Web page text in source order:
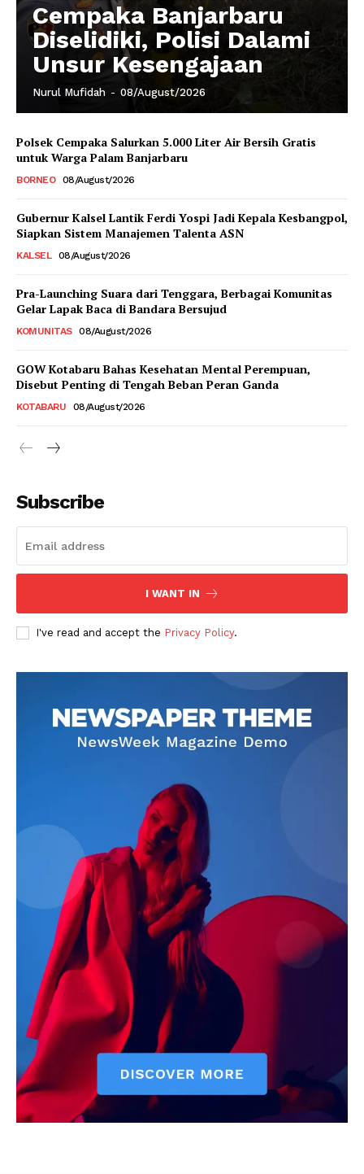
Cempaka Banjarbaru
Diselidiki, Polisi Dalami
Unsur Kesengajaan
Nurul Mufidah - 08/August/2026
Polsek Cempaka Salurkan 5.000 Liter Air Bersih Gratis
untuk Warga Palam Banjarbaru
BORNEO 08/August/2026
Gubernur Kalsel Lantik Ferdi Yospi Jadi Kepala Kesbangpol,
Siapkan Sistem Manajemen Talenta ASN
KALSEL 08/August/2026
Pra-Launching Suara dari Tenggara, Berbagai Komunitas
Gelar Lapak Baca di Bandara Bersujud
KOMUNITAS 08/August/2026
GOW Kotabaru Bahas Kesehatan Mental Perempuan,
Disebut Penting di Tengah Beban Peran Ganda
KOTABARU 08/August/2026
Subscribe
I WANT IN
I've read and accept the Privacy Policy.